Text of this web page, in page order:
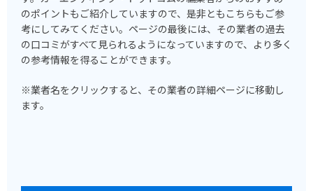
のポイントもご紹介していますので、是非ともこちらもご参
考にしてみてください。ページの最後には、その業者の過去
の口コミがすべて見られるようになっていますので、より多く
の参考情報を得ることができます。
※業者名をクリックすると、その業者の詳細ページに移動し
ます。